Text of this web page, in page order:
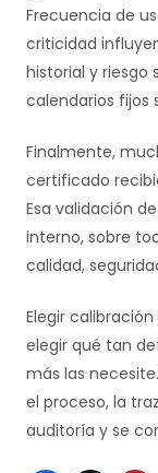
Frecuencia de
criticidad
historial y riesgo
calendarios fijos
Finalmente,
certificado
Esa validación
interno, sobre
calidad,
Elegir
elegir qué tan
más las
el proceso, la
auditoría y se